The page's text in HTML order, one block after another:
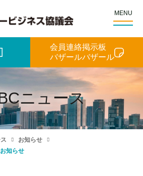
MENU
会員連絡掲示板
バザールバザール
ニュース
お知らせ
知らせ